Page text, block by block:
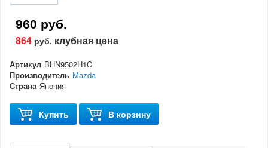
960 руб.
864 руб. клубная цена
Артикул BHN9502H1C
Производитель Mazda
Страна Япония
Купить В корзину